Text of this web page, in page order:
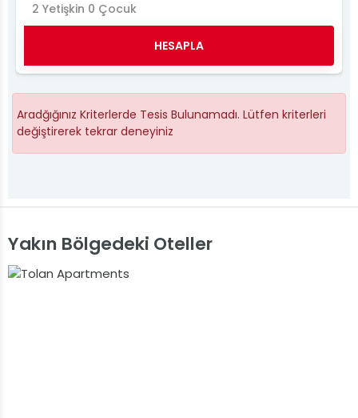
2 Yetişkin 0 Çocuk
HESAPLA
Aradğığınız Kriterlerde Tesis Bulunamadı. Lütfen kriterleri
değiştirerek tekrar deneyiniz
Yakın Bölgedeki Oteller